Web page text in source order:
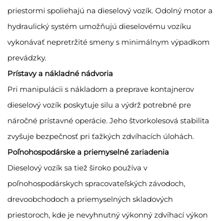
priestormi spoliehajú na dieselový vozík. Odolný motor a
hydraulický systém umožňujú dieselovému vozíku
vykonávať nepretržité smeny s minimálnym výpadkom
prevádzky.
Prístavy a nákladné nádvoria
Pri manipulácii s nákladom a preprave kontajnerov
dieselový vozík poskytuje silu a výdrž potrebné pre
náročné prístavné operácie. Jeho štvorkolesová stabilita
zvyšuje bezpečnosť pri ťažkých zdvíhacích úlohách.
Poľnohospodárske a priemyselné zariadenia
Dieselový vozík sa tiež široko používa v
poľnohospodárskych spracovateľských závodoch,
drevoobchodoch a priemyselných skladových
priestoroch, kde je nevyhnutný výkonný zdvíhací výkon